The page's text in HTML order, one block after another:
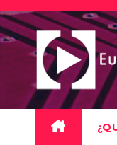
Saltar
al
contenido